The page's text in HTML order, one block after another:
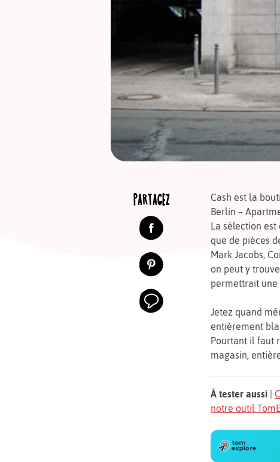
PARTAGEZ
Cash est la
Berlin –
La sélection
que de pièces
Mark Jacobs,
on peut y
permettrait
Jetez quand
entièrement
Pourtant il faut
magasin,
À tester aussi
notre outil